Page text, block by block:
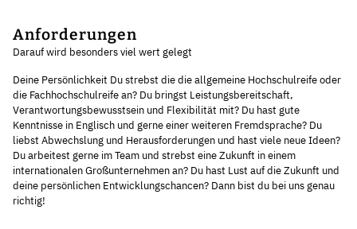
Anforderungen
Darauf wird besonders viel wert gelegt
Deine Persönlichkeit Du strebst die die allgemeine Hochschulreife oder
die Fachhochschulreife an? Du bringst Leistungsbereitschaft,
Verantwortungsbewusstsein und Flexibilität mit? Du hast gute
Kenntnisse in Englisch und gerne einer weiteren Fremdsprache? Du
liebst Abwechslung und Herausforderungen und hast viele neue Ideen?
Du arbeitest gerne im Team und strebst eine Zukunft in einem
internationalen Großunternehmen an? Du hast Lust auf die Zukunft und
deine persönlichen Entwicklungschancen? Dann bist du bei uns genau
richtig!